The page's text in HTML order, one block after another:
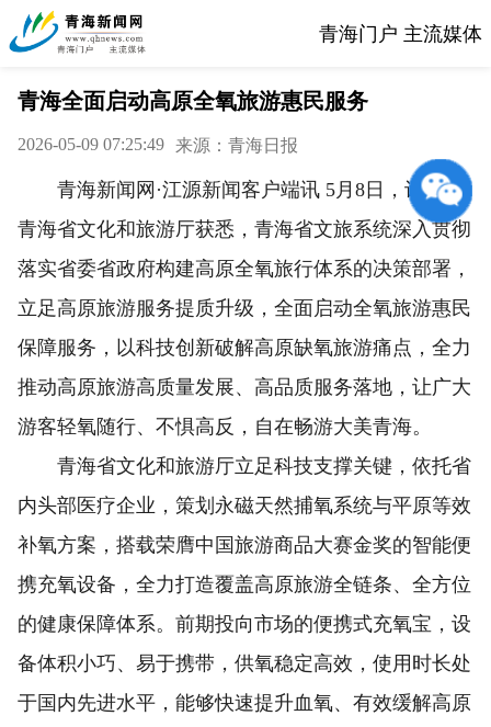
青海门户 主流媒体
青海全面启动高原全氧旅游惠民服务
2026-05-09 07:25:49 来源：青海日报
青海新闻网·江源新闻客户端讯 5月8日，记者从
青海省文化和旅游厅获悉，青海省文旅系统深入贯彻
落实省委省政府构建高原全氧旅行体系的决策部署，
立足高原旅游服务提质升级，全面启动全氧旅游惠民
保障服务，以科技创新破解高原缺氧旅游痛点，全力
推动高原旅游高质量发展、高品质服务落地，让广大
游客轻氧随行、不惧高反，自在畅游大美青海。
青海省文化和旅游厅立足科技支撑关键，依托省
内头部医疗企业，策划永磁天然捕氧系统与平原等效
补氧方案，搭载荣膺中国旅游商品大赛金奖的智能便
携充氧设备，全力打造覆盖高原旅游全链条、全方位
的健康保障体系。前期投向市场的便携式充氧宝，设
备体积小巧、易于携带，供氧稳定高效，使用时长处
于国内先进水平，能够快速提升血氧、有效缓解高原